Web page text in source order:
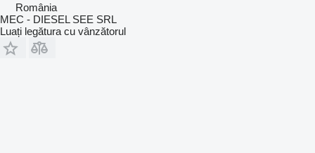
România
MEC - DIESEL SEE SRL
Luați legătura cu vânzătorul